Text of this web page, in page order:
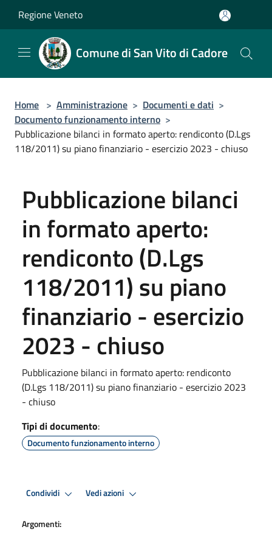
Regione Veneto
Comune di San Vito di Cadore
Home > Amministrazione > Documenti e dati >
Documento funzionamento interno >
Pubblicazione bilanci in formato aperto: rendiconto (D.Lgs
118/2011) su piano finanziario - esercizio 2023 - chiuso
Pubblicazione bilanci
in formato aperto:
rendiconto (D.Lgs
118/2011) su piano
finanziario - esercizio
2023 - chiuso
Pubblicazione bilanci in formato aperto: rendiconto
(D.Lgs 118/2011) su piano finanziario - esercizio 2023
- chiuso
Tipi di documento:
Documento funzionamento interno
Condividi Vedi azioni
Argomenti: